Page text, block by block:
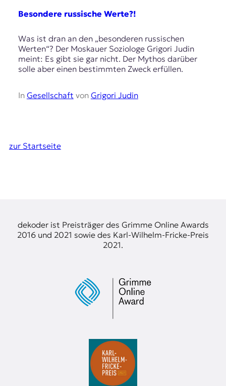
Besondere russische Werte?!
Was ist dran an den „besonderen russischen
Werten“? Der Moskauer Soziologe Grigori Judin
meint: Es gibt sie gar nicht. Der Mythos darüber
solle aber einen bestimmten Zweck erfüllen.
In Gesellschaft von Grigori Judin
zur Startseite
dekoder ist Preisträger des Grimme Online Awards
2016 und 2021 sowie des Karl-Wilhelm-Fricke-Preis
2021.